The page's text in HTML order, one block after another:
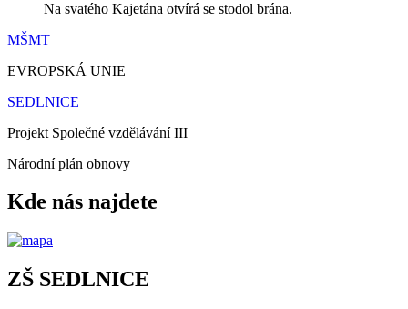
Na svatého Kajetána otvírá se stodol brána.
MŠMT
EVROPSKÁ UNIE
SEDLNICE
Projekt Společné vzdělávání III
Národní plán obnovy
Kde nás najdete
ZŠ SEDLNICE